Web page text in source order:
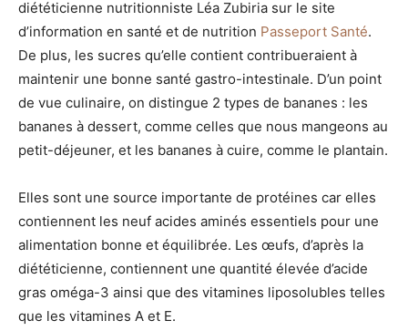
diététicienne nutritionniste Léa Zubiria sur le site
d’information en santé et de nutrition Passeport Santé.
De plus, les sucres qu’elle contient contribueraient à
maintenir une bonne santé gastro-intestinale. D’un point
de vue culinaire, on distingue 2 types de bananes : les
bananes à dessert, comme celles que nous mangeons au
petit-déjeuner, et les bananes à cuire, comme le plantain.
Elles sont une source importante de protéines car elles
contiennent les neuf acides aminés essentiels pour une
alimentation bonne et équilibrée. Les œufs, d’après la
diététicienne, contiennent une quantité élevée d’acide
gras oméga-3 ainsi que des vitamines liposolubles telles
que les vitamines A et E.